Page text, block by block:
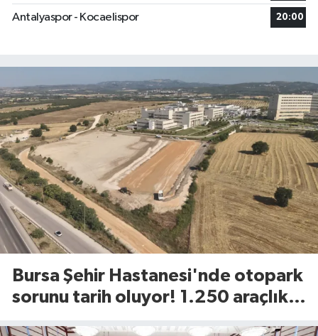
Antalyaspor - Kocaelispor 20:00
Bursa Şehir Hastanesi'nde otopark
sorunu tarih oluyor! 1.250 araçlık